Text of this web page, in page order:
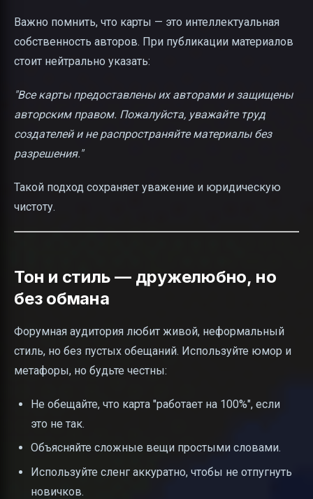
Важно помнить, что карты — это интеллектуальная
собственность авторов. При публикации материалов
стоит нейтрально указать:
"Все карты предоставлены их авторами и защищены
авторским правом. Пожалуйста, уважайте труд
создателей и не распространяйте материалы без
разрешения."
Такой подход сохраняет уважение и юридическую
чистоту.
Тон и стиль — дружелюбно, но
без обмана
Форумная аудитория любит живой, неформальный
стиль, но без пустых обещаний. Используйте юмор и
метафоры, но будьте честны:
Не обещайте, что карта "работает на 100%", если
это не так.
Объясняйте сложные вещи простыми словами.
Используйте сленг аккуратно, чтобы не отпугнуть
новичков.